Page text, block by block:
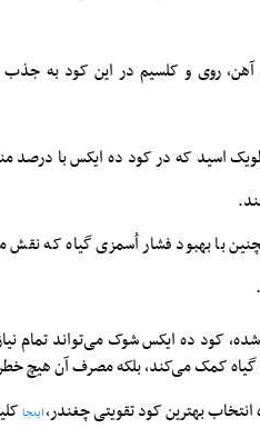
روی و کلسیم در این کود به
اسید که در کود ده ایکس با درصد
با بهبود فشار اُسمزی گیاه که نقش
کود ده ایکس شوک می‌تواند تمام
گیاه کمک می‌کند، بلکه مصرف آن هیچ
انتخاب بهترین کود تقویتی چغندر،اینجا